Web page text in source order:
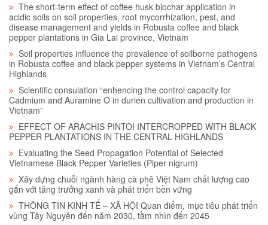
The short-term effect of coffee husk biochar application in
acidic soils on soil properties, root mycorrhization, pest, and
disease management and yields in Robusta coffee and black
pepper plantations in Gia Lai province, Vietnam
Soil properties influence the prevalence of soilborne pathogens
in Robusta coffee and black pepper systems in Vietnam’s Central
Highlands
Scientific consulation “enhencing the control capacity for
Cadmium and Auramine O in durien cultivation and production in
Vietnam”
EFFECT OF ARACHIS PINTOI INTERCROPPED WITH BLACK
PEPPER PLANTATIONS IN THE CENTRAL HIGHLANDS
Evaluating the Seed Propagation Potential of Selected
Vietnamese Black Pepper Varieties (Piper nigrum)
Xây dựng chuỗi ngành hàng cà phê Việt Nam chất lượng cao
gắn với tăng trưởng xanh và phát triển bền vững
THÔNG TIN KINH TẾ – XÃ HỘI Quan điểm, mục tiêu phát triển
vùng Tây Nguyên đến năm 2030, tầm nhìn đến 2045